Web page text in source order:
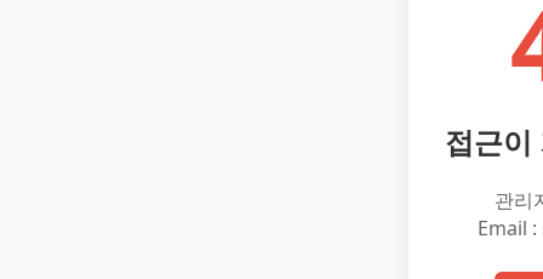
접근이
관리
Email